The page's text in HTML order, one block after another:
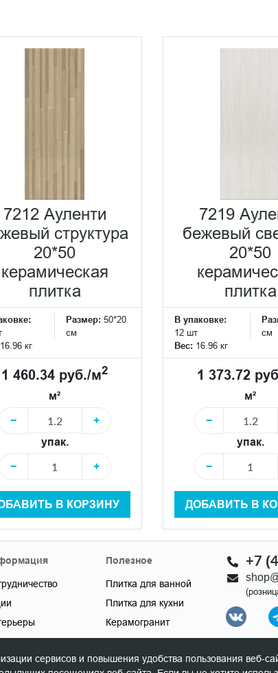
7212 Ауленти
структура
20*50
керамическая
плитка
Размер: 50*20
см
16.96 кг
1 460.34 руб./м2
м²
−
+
упак.
−
+
В КОРЗИНУ
7219
бежевый
20*50
плитка
В упаковке:
12 шт
см
Вес: 16.96 кг
1 373.72
м²
−
упак.
−
ДОБАВИТЬ В
Полезное
Плитка для ванной
Плитка для кухни
Керамогранит
Настенная плитка
Мебель для ванной
+7
сервисов и повышения удобства пользования веб-